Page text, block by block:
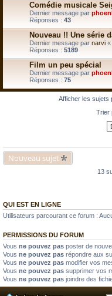
Comédie musicale
Dernier message par
Réponses : 43
Nouveau !! Une série
Dernier message par narvi «
Réponses : 5189
Film un peu spécial
Dernier message par
Réponses : 75
Afficher les sujets
Trier
Nouveau sujet
13
QUI EST EN LIGNE
Utilisateurs parcourant ce forum :
PERMISSIONS DU FORUM
Vous ne pouvez pas poster de
Vous ne pouvez pas répondre aux
Vous ne pouvez pas modifier vos
Vous ne pouvez pas supprimer vos
Vous ne pouvez pas joindre des